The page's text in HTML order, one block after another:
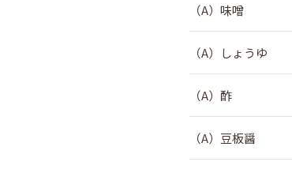
（A）味噌
（A）しょうゆ
（A）酢
（A）豆板醤